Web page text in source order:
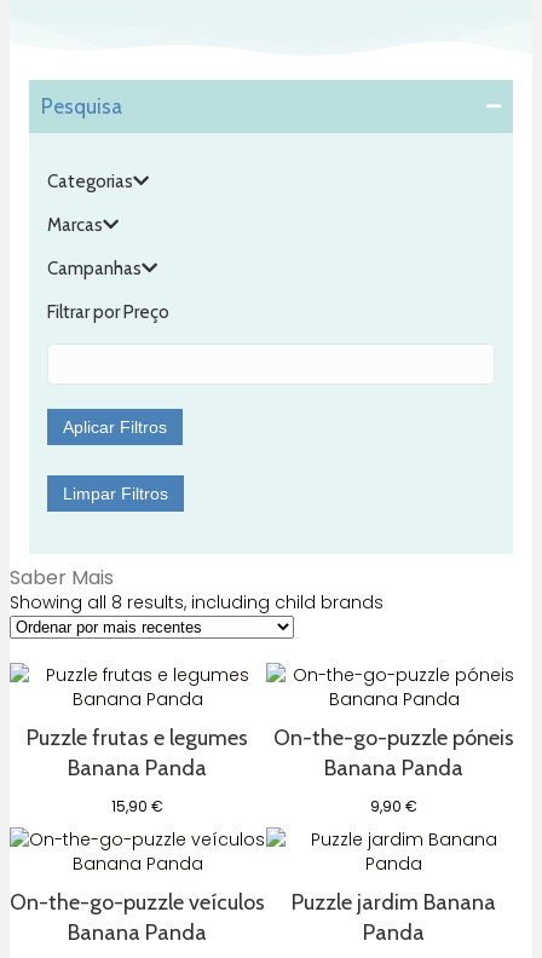
Pesquisa
Categorias
Marcas
Campanhas
Filtrar por Preço
Aplicar Filtros
Limpar Filtros
Saber Mais
Showing all 8 results, including child brands
Puzzle frutas e legumes
Banana Panda
15,90€
On-the-go-puzzle póneis
Banana Panda
9,90 €
On-the-go-puzzle veículos
Banana Panda
Puzzle jardim Banana
Panda